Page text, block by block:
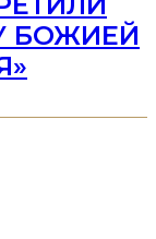
БОЖИЕЙ